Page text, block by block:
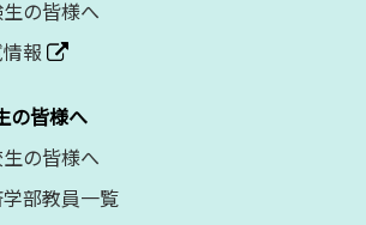
の皆様へ
報
の皆様へ
の皆様へ
部教員一覧